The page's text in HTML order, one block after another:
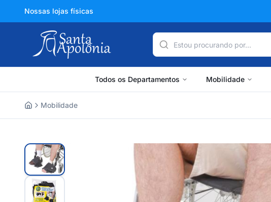
Nossas lojas físicas
Todos os Departamentos Mobilidade
Mobilidade